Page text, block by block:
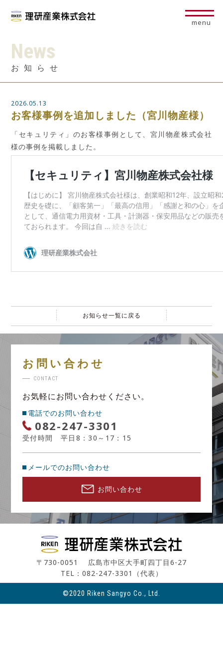
menu
News
お知らせ
2026.05.13
お客様事例を追加しました（宮川物産様）
「セキュリティ」のお客様事例として、宮川物産株式会社
様の事例を掲載しました。
お知らせ一覧に戻る
お問い合わせ
CONTACT
お気軽にお問い合わせください。
電話でのお問い合わせ
082-247-3301
受付時間 平日8：30～17：15
メールでのお問い合わせ
お問い合わせ
〒730-0051 広島市中区大手町四丁目6-27
TEL：082-247-3301（代表）
©2020 Riken Sangyo Co., Ltd.